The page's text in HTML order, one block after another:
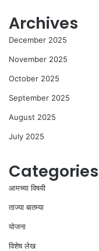
Archives
December 2025
November 2025
October 2025
September 2025
August 2025
July 2025
Categories
आमच्या विषयी
ताज्या बातम्या
योजना
विशेष लेख